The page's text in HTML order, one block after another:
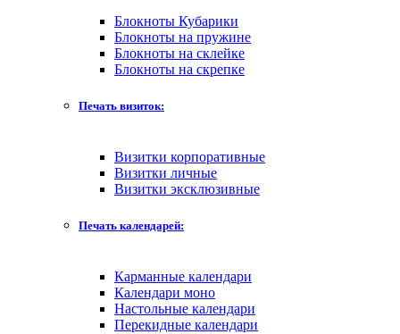
Блокноты Кубарики
Блокноты на пружине
Блокноты на склейке
Блокноты на скрепке
Печать визиток:
Визитки корпоративные
Визитки личные
Визитки эксклюзивные
Печать календарей:
Карманные календари
Календари моно
Настольные календари
Перекидные календари